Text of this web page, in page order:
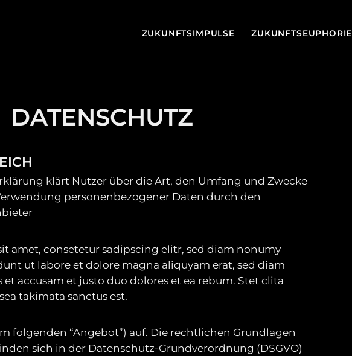
ZUKUNFTSIMPULSE ZUKUNFTSEUPHORIE
DATENSCHUTZ
klärt Nutzer über die Art, den Umfang und Zwecke
personenbezogener Daten durch den
amet, consetetur sadipscing elitr, sed diam nonumy
ut labore et dolore magna aliquyam erat, sed diam
et accusam et justo duo dolores et ea rebum. Stet clita
takimata sanctus est.
folgenden “Angebot”) auf. Die rechtlichen Grundlagen
sich in der Datenschutz-Grundverordnung (DSGVO)